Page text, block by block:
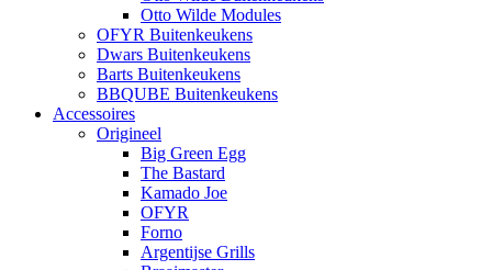
Otto Wilde Modules
OFYR Buitenkeukens
Dwars Buitenkeukens
Barts Buitenkeukens
BBQUBE Buitenkeukens
Accessoires
Origineel
Big Green Egg
The Bastard
Kamado Joe
OFYR
Forno
Argentijse Grills